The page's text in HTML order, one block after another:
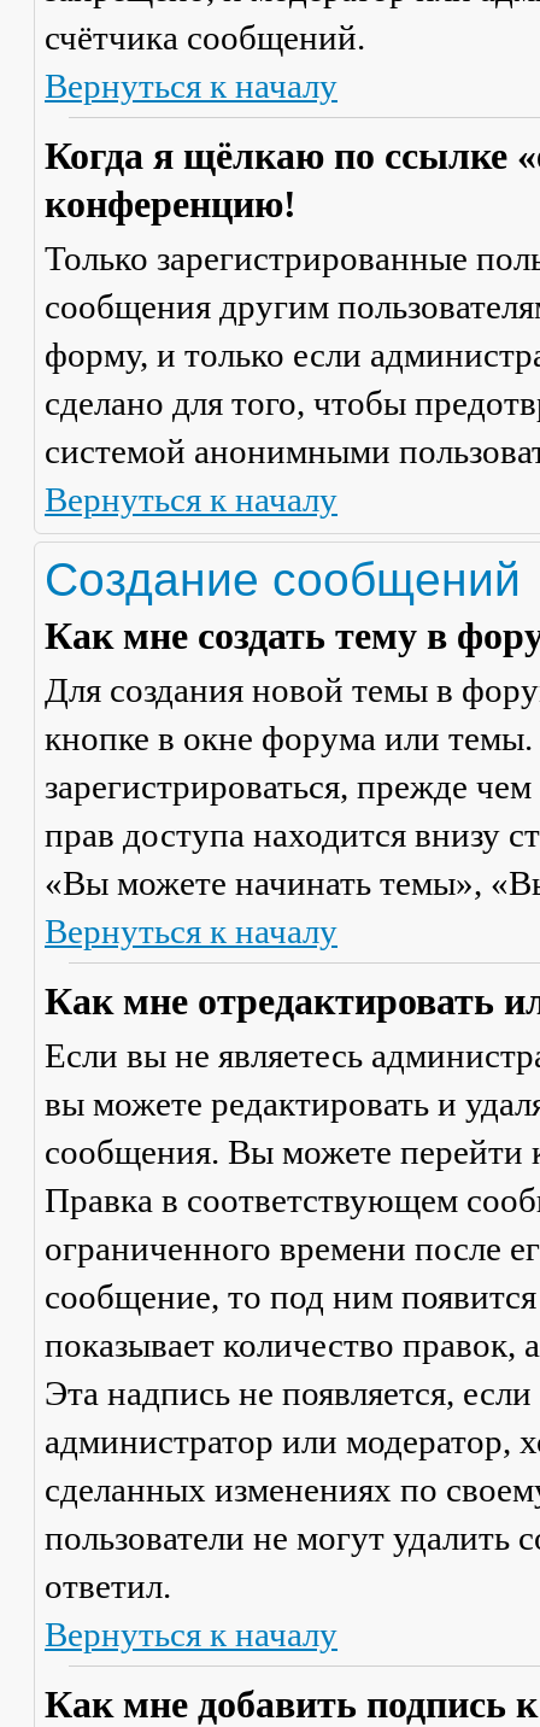
счётчика сообщений.
Вернуться к началу
Когда я щёлкаю по ссылке
конференцию!
Только зарегистрированные
сообщения другим
форму, и только если
сделано для того, чтобы
системой анонимными
Вернуться к началу
Создание сообщений
Как мне создать тему в
Для создания новой темы в
кнопке в окне форума или
зарегистрироваться, прежде
прав доступа находится внизу
«Вы можете начинать темы»,
Вернуться к началу
Как мне отредактировать
Если вы не являетесь
вы можете редактировать и
сообщения. Вы можете перейти
Правка в соответствующем
ограниченного времени после
сообщение, то под ним
показывает количество правок,
Эта надпись не появляется,
администратор или модератор,
сделанных изменениях по
пользователи не могут удалить
ответил.
Вернуться к началу
Как мне добавить подпись